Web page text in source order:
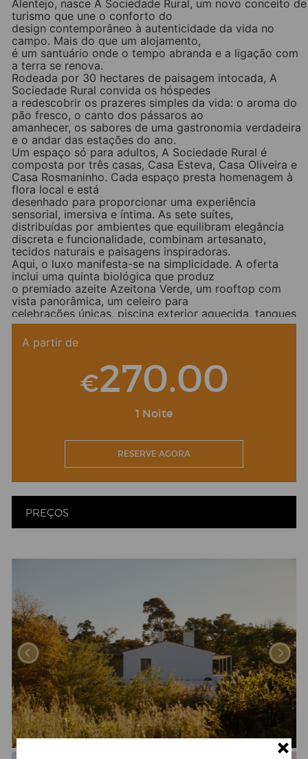
Alentejo, nasce A Sociedade Rural, um novo conceito de
turismo que une o conforto do
design contemporâneo à autenticidade da vida no
campo. Mais do que um alojamento,
é um santuário onde o tempo abranda e a ligação com
a terra se renova.
Rodeada por 30 hectares de paisagem intocada, A
Sociedade Rural convida os hóspedes
a redescobrir os prazeres simples da vida: o aroma do
pão fresco, o canto dos pássaros ao
amanhecer, os sabores de uma gastronomia verdadeira
e o andar das estações do ano.
Um espaço só para adultos, A Sociedade Rural é
composta por três casas, Casa Esteva, Casa Oliveira e
Casa Rosmaninho. Cada espaço presta homenagem à
flora local e está
desenhado para proporcionar uma experiência
sensorial, imersiva e íntima. As sete suítes,
distribuídas por ambientes que equilibram elegância
discreta e funcionalidade, combinam artesanato,
tecidos naturais e paisagens inspiradoras.
Aqui, o luxo manifesta-se na simplicidade. A oferta
inclui uma quinta biológica que produz
o premiado azeite Azeitona Verde, um rooftop com
vista panorâmica, um celeiro para
celebrações únicas, piscina exterior aquecida, tanques
de água de nascente, sauna exterior, horta biológica,
pomar, jardim aromático, jardim de flores de corte,
lagos, picadeiro e uma cozinha onde cada refeição
respeita a sazonalidade e honra os produtos locais.
Facebook
Twitter
EmailLinkedIn
WhatsApp
Share
A partir de
€270.00
1 Noite
RESERVE AGORA
PREÇOS